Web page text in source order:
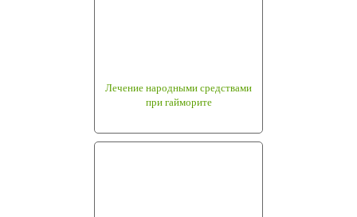
Лечение народными средствами
при гайморите